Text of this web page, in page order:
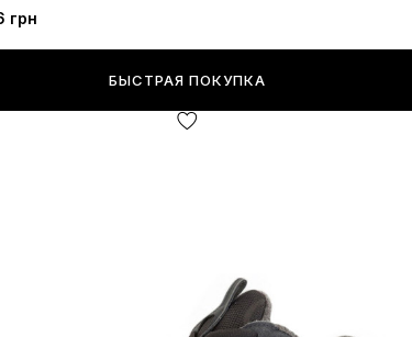
грн
БЫСТРАЯ ПОКУПКА